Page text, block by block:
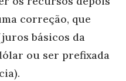
correção, que
básicos da
ou ser prefixada